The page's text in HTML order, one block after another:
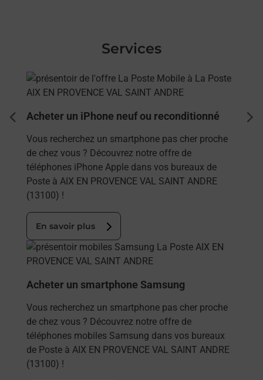
Services
En savoir plus
Acheter un iPhone neuf ou reconditionné
Vous recherchez un smartphone pas cher proche
de chez vous ? Découvrez notre offre de
téléphones iPhone Apple dans vos bureaux de
Poste à AIX EN PROVENCE VAL SAINT ANDRE
(13100) !
En savoir plus
En savoir plus
Acheter un smartphone Samsung
Vous recherchez un smartphone pas cher proche
de chez vous ? Découvrez notre offre de
téléphones mobiles Samsung dans vos bureaux
de Poste à AIX EN PROVENCE VAL SAINT ANDRE
(13100) !